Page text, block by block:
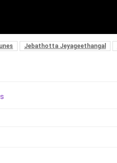
Jebathotta Jeyageethangal